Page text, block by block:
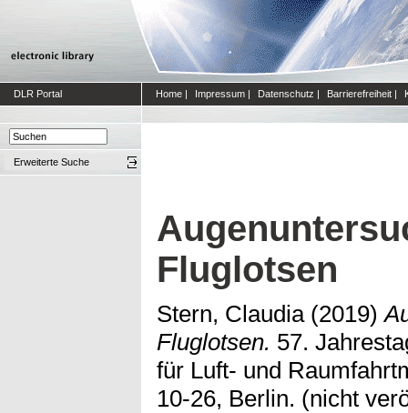
DLR Portal Home | Impressum | Datenschutz | Barrierefreiheit |
Erweiterte Suche
Fluglotsen
Stern, Claudia(2019)
Fluglotsen. 57.
für Luft- und
10-26, Berlin. (nicht